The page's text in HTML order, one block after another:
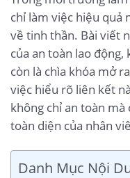
chỉ làm việc hiệu quả
về tinh thần. Bài viết
của an toàn lao
còn là chìa khóa mở
việc hiểu rõ liên kết
không chỉ an toàn
toàn diện của nhân
Danh Mục Nội